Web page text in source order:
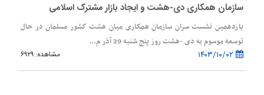
سازمان همکاری دی-هشت و ایجاد بازار مشترک اسلامی
یازدهمین نشست سران سازمان همکاری میان هشت کشور مسلمان در حال
توسعه موسوم به دی -هشت روز پنج شنبه 29 آذر م...
مشاهده: ۶۹۲۹